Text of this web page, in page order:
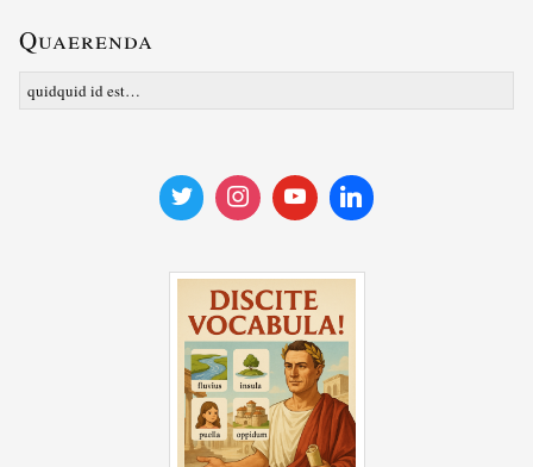
Quaerenda